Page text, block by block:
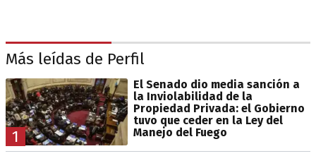
Más leídas de Perfil
1
El Senado dio media sanción a
la Inviolabilidad de la
Propiedad Privada: el Gobierno
tuvo que ceder en la Ley del
Manejo del Fuego